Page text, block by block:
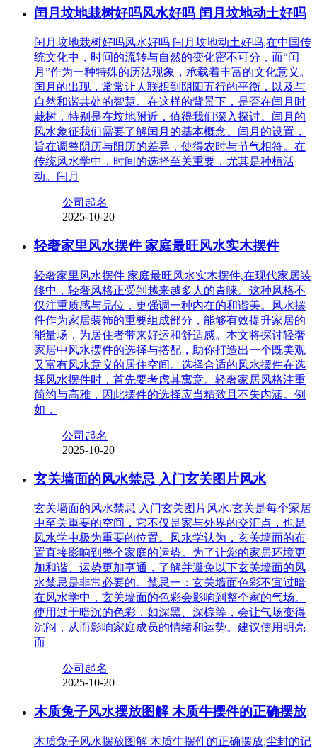
闰月坟地栽树好吗风水好吗 闰月坟地动土好吗
闰月坟地栽树好吗风水好吗 闰月坟地动土好吗,在中国传
统文化中，时间的流转与自然的变化密不可分，而“闰
月”作为一种特殊的历法现象，承载着丰富的文化意义。
闰月的出现，常常让人联想到阴阳五行的平衡，以及与
自然和谐共处的智慧。在这样的背景下，是否在闰月时
栽树，特别是在坟地附近，值得我们深入探讨。闰月的
风水象征我们需要了解闰月的基本概念。闰月的设置，
旨在调整阴历与阳历的差异，使得农时与节气相符。在
传统风水学中，时间的选择至关重要，尤其是种植活
动。闰月
公司起名
2025-10-20
轻奢家里风水摆件 家庭最旺风水实木摆件
轻奢家里风水摆件 家庭最旺风水实木摆件,在现代家居装
修中，轻奢风格正受到越来越多人的青睐。这种风格不
仅注重质感与品位，更强调一种内在的和谐美。风水摆
件作为家居装饰的重要组成部分，能够有效提升家居的
能量场，为居住者带来好运和舒适感。本文将探讨轻奢
家居中风水摆件的选择与搭配，助你打造出一个既美观
又富有风水意义的居住空间。选择合适的风水摆件在选
择风水摆件时，首先要考虑其寓意。轻奢家居风格注重
简约与高雅，因此摆件的选择应当精致且不失内涵。例
如，
公司起名
2025-10-20
玄关墙面的风水禁忌 入门玄关图片风水
玄关墙面的风水禁忌 入门玄关图片风水,玄关是每个家居
中至关重要的空间，它不仅是家与外界的交汇点，也是
风水学中极为重要的位置。风水学认为，玄关墙面的布
置直接影响到整个家庭的运势。为了让您的家居环境更
加和谐、运势更加亨通，了解并避免以下玄关墙面的风
水禁忌是非常必要的。禁忌一：玄关墙面色彩不宜过暗
在风水学中，玄关墙面的色彩会影响到整个家的气场。
使用过于暗沉的色彩，如深黑、深棕等，会让气场变得
沉闷，从而影响家庭成员的情绪和运势。建议使用明亮
而
公司起名
2025-10-20
木质兔子风水摆放图解 木质牛摆件的正确摆放
木质兔子风水摆放图解 木质牛摆件的正确摆放,尘封的记